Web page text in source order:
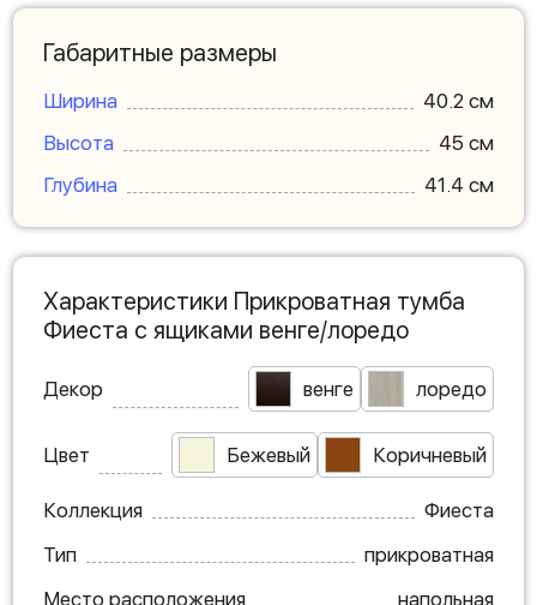
Габаритные размеры
Ширина
40.2 см
Высота
45 см
Глубина
41.4 см
Характеристики Прикроватная тумба
Фиеста с ящиками венге/лоредо
Декор венге лоредо
Цвет Бежевый Коричневый
Коллекция
Фиеста
Тип
прикроватная
Место расположения
напольная